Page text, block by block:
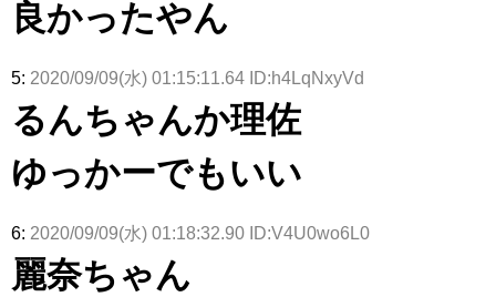
良かったやん
5: 2020/09/09(水) 01:15:11.64 ID:h4LqNxyVd
るんちゃんか理佐
ゆっかーでもいい
6: 2020/09/09(水) 01:18:32.90 ID:V4U0wo6L0
麗奈ちゃん